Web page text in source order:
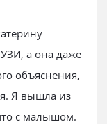
а она даже
объяснения,
Я вышла из
с малышом.